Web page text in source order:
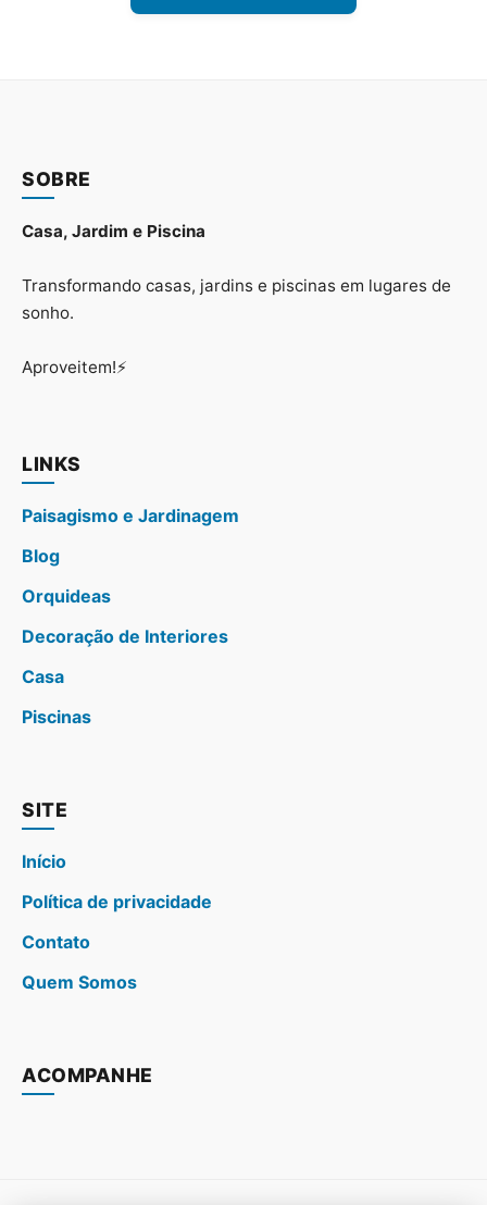
SOBRE
Casa, Jardim e Piscina
Transformando casas, jardins e piscinas em lugares de
sonho.
Aproveitem!⚡
LINKS
Paisagismo e Jardinagem
Blog
Orquideas
Decoração de Interiores
Casa
Piscinas
SITE
Início
Política de privacidade
Contato
Quem Somos
ACOMPANHE